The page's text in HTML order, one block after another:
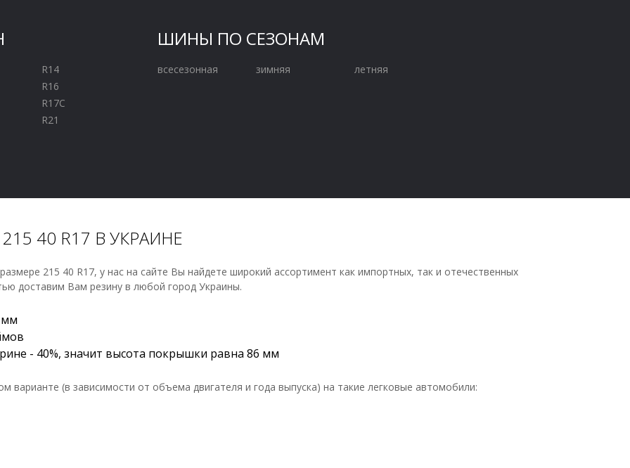
R14
R16
R17C
R21
ШИНЫ ПО СЕЗОНАМ
всесезонная зимняя летняя
40 R17 В УКРАИНЕ
215 40 R17, у нас на сайте Вы найдете широкий ассортимент как импортных, так и отечественных
доставим Вам резину в любой город Украины.
мм
- 40%, значит высота покрышки равна 86 мм
варианте (в зависимости от объема двигателя и года выпуска) на такие легковые автомобили: